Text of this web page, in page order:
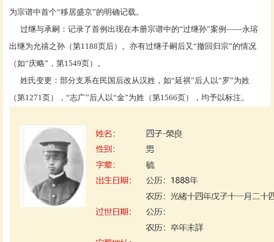
为宗谱中首个“移居盛京”的明确记载。
过继与承嗣：记录了首例出现在本册宗谱中的“过继孙”案例——永瑢
出继为允禧之孙（第1188页后）。亦有过继子嗣后又“撤回归宗”的情况
（如“庆略”，第1549页）。
姓氏变更：部分支系在民国后改从汉姓，如“延祺”后人以“罗”为姓
（第1271页），“志广”后人以“金”为姓（第1566页），均予以标注。